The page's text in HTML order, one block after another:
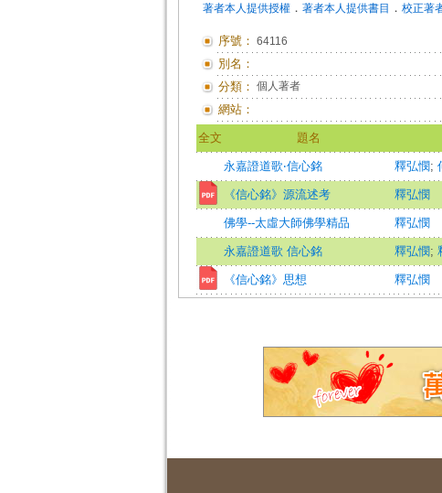
著者本人提供授權． 著者本人提供書目 ． 校正著
序號： 64116
別名：
分類： 個人著者
網站：
全文 題名
永嘉證道歌‧信心銘 釋弘憫;
《信心銘》源流述考 釋弘憫
佛學--太虛大師佛學精品 釋弘憫
永嘉證道歌 信心銘 釋弘憫;
《信心銘》思想 釋弘憫